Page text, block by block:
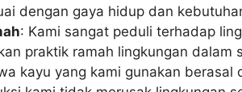
dengan gaya hidup dan
: Kami sangat peduli terhadap
praktik ramah lingkungan dalam
kayu yang kami gunakan berasal